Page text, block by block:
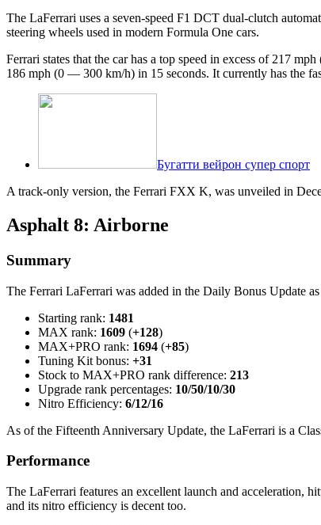
The LaFerrari uses a seven-speed F1 DCT dual-clutch
steering wheels used in modern Formula One cars.
Ferrari states that the car has a top speed in excess of 217
186 mph (0 — 300 km/h) in 15 seconds. It currently has the
Бугатти вейрон супер спорт
A track-only version, the Ferrari FXX K, was unveiled in
Asphalt 8: Airborne
Summary
The Ferrari LaFerrari was added in the Daily Bonus Update
Starting rank: 1481
MAX rank: 1609 (+128)
MAX+PRO rank: 1694 (+85)
Tuning Kit bonus: +31
Stock to MAX+PRO rank difference: 213
Upgrade rank percentages: 10/50/10/30
Nitro Efficiency: 6/12/16
As of the Fifteenth Anniversary Update, the LaFerrari is a
Performance
The LaFerrari features an excellent launch and acceleration,
and its nitro efficiency is decent too.